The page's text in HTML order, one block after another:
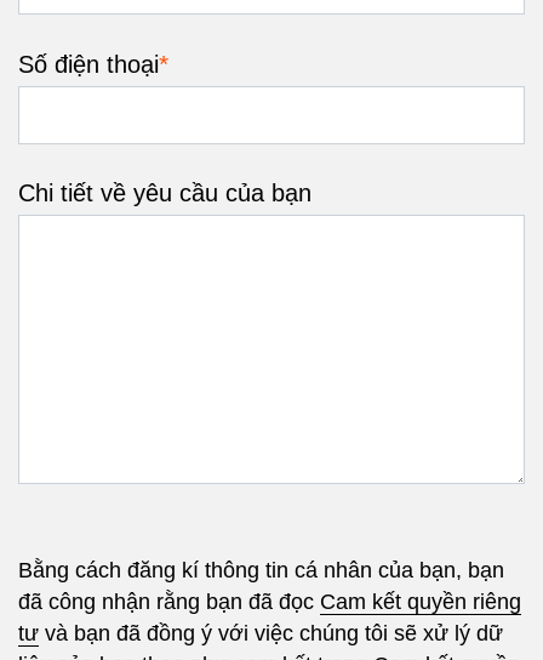
Số điện thoại*
Chi tiết về yêu cầu của bạn
Bằng cách đăng kí thông tin cá nhân của bạn, bạn
đã công nhận rằng bạn đã đọc Cam kết quyền riêng
tư và bạn đã đồng ý với việc chúng tôi sẽ xử lý dữ